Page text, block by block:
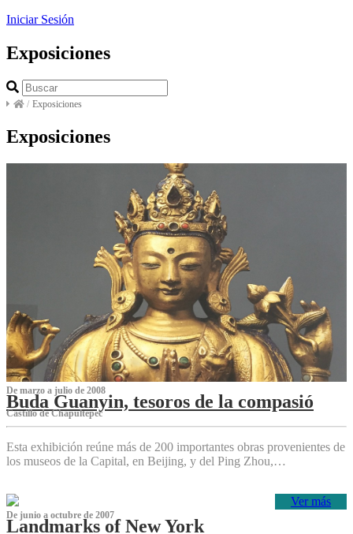
Iniciar Sesión
Exposiciones
/ Exposiciones
Exposiciones
De marzo a julio de 2008
Buda Guanyin, tesoros de la compasió
Castillo de Chapultepec
Esta exhibición reúne más de 200 importantes obras provenientes de
los museos de la Capital, en Beijing, y del Ping Zhou,…
Ver más
De junio a octubre de 2007
Landmarks of New York